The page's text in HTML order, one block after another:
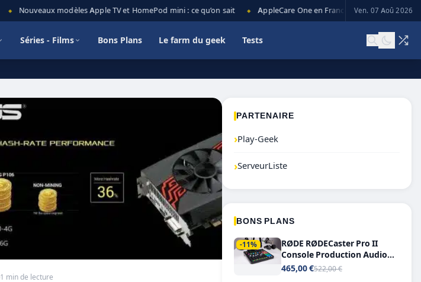
Nouveaux modèles Apple TV et HomePod mini : ce qu’on sait AppleCare One en France : prix, couverture et
Ven. 07 Aoû 2026
Séries - Films Bons Plans Le farm du geek Tests
1 min de lecture
PARTENAIRE
›Play-Geek
›ServeurListe
BONS PLANS
-11%
RØDE RØDECaster Pro II
Console Production Audio
Tout-en-Un, Bluetooth et
465,00 €522,00 €